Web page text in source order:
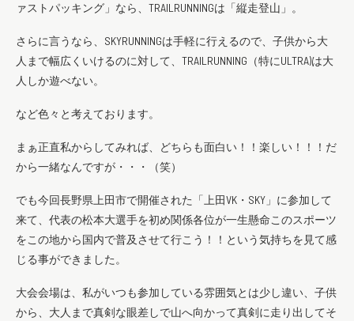
ァストパッキング」なら、TRAILRUNNINGは「縦走登山」。
さらに言うなら、SKYRUNNINGは手軽に行えるので、子供から大
人まで幅広くいけるのに対して、TRAILRUNNING（特にULTRA)は大
人しか遊べない。
など色々と考えております。
まぁ正直私からしてみれば、どちらも面白い！！楽しい！！！だ
から一緒なんですが・・・（笑）
でも今回長野県上田市で開催された「上田VK・SKY」に参加して
来て、代表の松本大選手を初め関係各位が一生懸命このスポーツ
をこの地から国内で普及させて行こう！！という気持ちを見て感
じる事ができました。
大会会場は、私がいつも参加している雰囲気とは少し違い、子供
から、大人まで真剣な眼差しで山へ向かって真剣に走り出してそ